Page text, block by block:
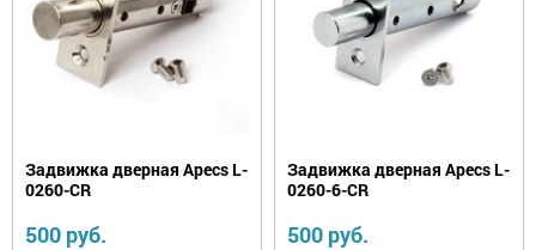
Шпингалеты,
засовы
Фурнитура.
Задвижка дверная Apecs L-
0260-CR
500 руб.
Задвижка дверная Apecs L-
0260-6-CR
500 руб.